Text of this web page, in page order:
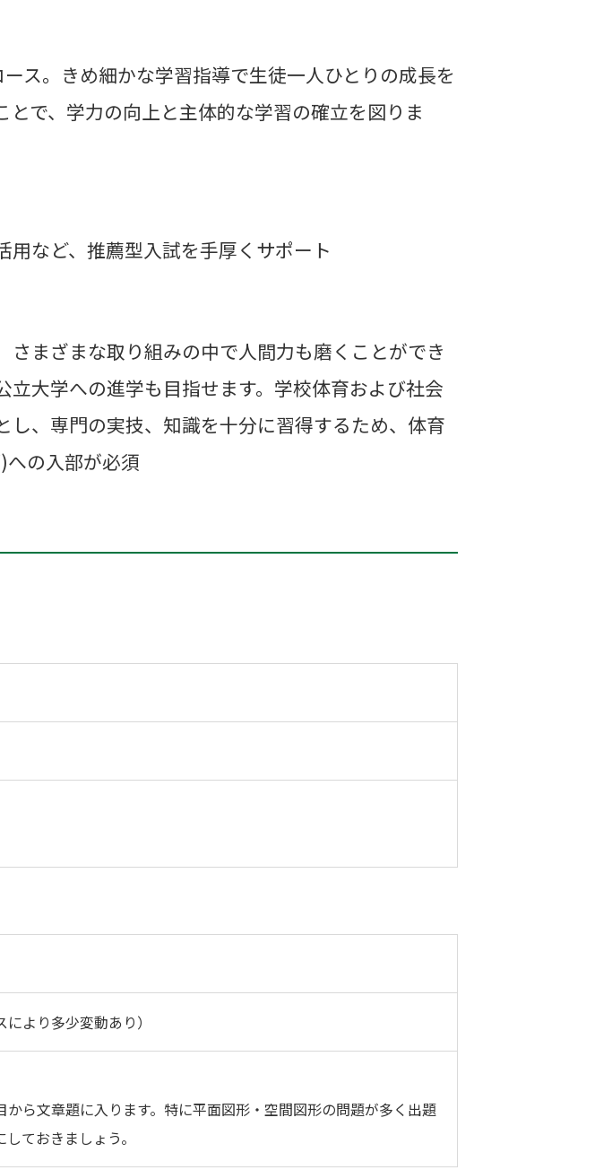
ス。きめ細かな学習指導で生徒一人ひとりの成長を
で、学力の向上と主体的な学習の確立を図りま
など、推薦型入試を手厚くサポート
まざまな取り組みの中で人間力も磨くことができ
大学への進学も目指せます。学校体育および社会
、専門の実技、知識を十分に習得するため、体育
の入部が必須
より多少変動あり）
ら文章題に入ります。特に平面図形・空間図形の問題が多く出題
ておきましょう。